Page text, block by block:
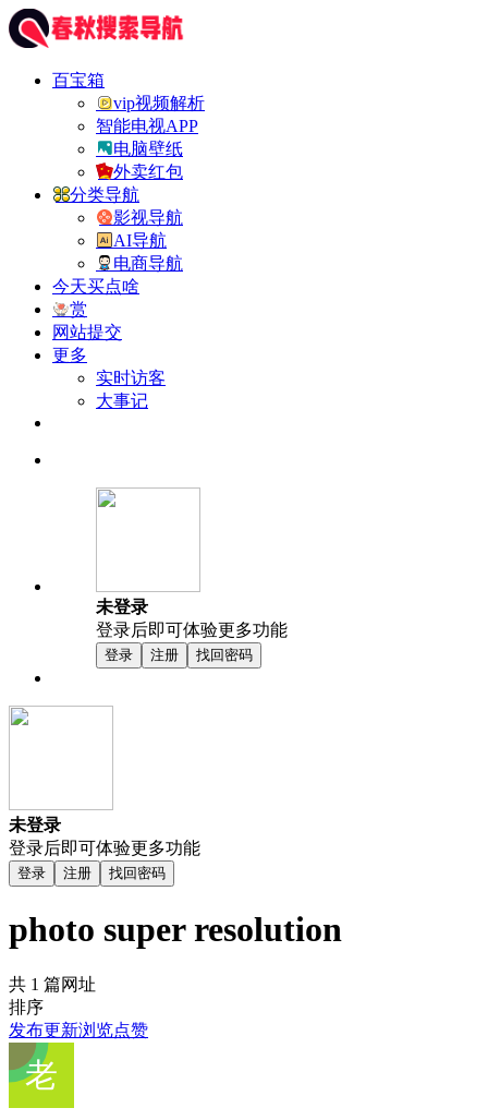
百宝箱
vip视频解析
智能电视APP
电脑壁纸
外卖红包
分类导航
影视导航
AI导航
电商导航
今天买点啥
赏
网站提交
更多
实时访客
大事记
未登录
登录后即可体验更多功能
登录 注册 找回密码
未登录
登录后即可体验更多功能
登录 注册 找回密码
photo super resolution
共 1 篇网址
排序
发布更新浏览点赞